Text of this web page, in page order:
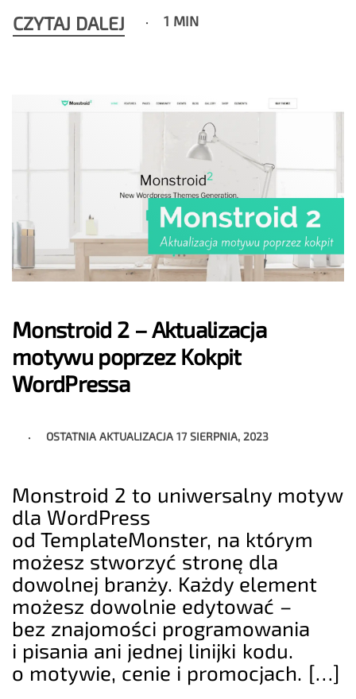
CZYTAJ DALEJ 1 MIN
Monstroid 2 – Aktualizacja
motywu poprzez Kokpit
WordPressa
OSTATNIA AKTUALIZACJA17 SIERPNIA, 2023
Monstroid 2 to uniwersalny motyw
dla WordPress
od TemplateMonster, na którym
możesz stworzyć stronę dla
dowolnej branży. Każdy element
możesz dowolnie edytować –
bez znajomości programowania
i pisania ani jednej linijki kodu.
o motywie, cenie i promocjach. […]